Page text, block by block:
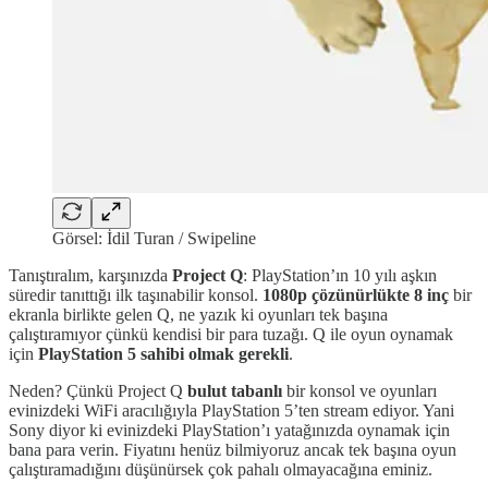
Görsel: İdil Turan / Swipeline
Tanıştıralım, karşınızda Project Q: PlayStation’ın 10 yılı aşkın
süredir tanıttığı ilk taşınabilir konsol. 1080p çözünürlükte 8 inç bir
ekranla birlikte gelen Q, ne yazık ki oyunları tek başına
çalıştıramıyor çünkü kendisi bir para tuzağı. Q ile oyun oynamak
için PlayStation 5 sahibi olmak gerekli.
Neden? Çünkü Project Q bulut tabanlı bir konsol ve oyunları
evinizdeki WiFi aracılığıyla PlayStation 5’ten stream ediyor. Yani
Sony diyor ki evinizdeki PlayStation’ı yatağınızda oynamak için
bana para verin. Fiyatını henüz bilmiyoruz ancak tek başına oyun
çalıştıramadığını düşünürsek çok pahalı olmayacağına eminiz.